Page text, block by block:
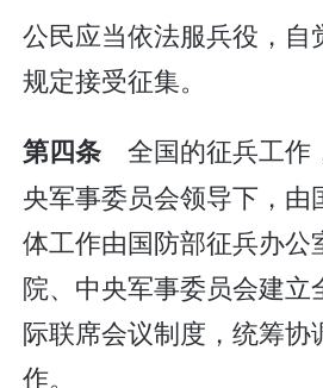
公民应当依法服兵役，自
规定接受征集。
第四条 全国的征兵工作
央军事委员会领导下，由
体工作由国防部征兵办公
院、中央军事委员会建立
际联席会议制度，统筹协
作。